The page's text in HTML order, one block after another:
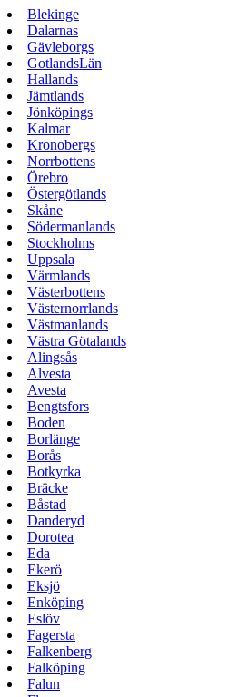
Blekinge
Dalarnas
Gävleborgs
GotlandsLän
Hallands
Jämtlands
Jönköpings
Kalmar
Kronobergs
Norrbottens
Örebro
Östergötlands
Skåne
Södermanlands
Stockholms
Uppsala
Värmlands
Västerbottens
Västernorrlands
Västmanlands
Västra Götalands
Alingsås
Alvesta
Avesta
Bengtsfors
Boden
Borlänge
Borås
Botkyrka
Bräcke
Båstad
Danderyd
Dorotea
Eda
Ekerö
Eksjö
Enköping
Eslöv
Fagersta
Falkenberg
Falköping
Falun